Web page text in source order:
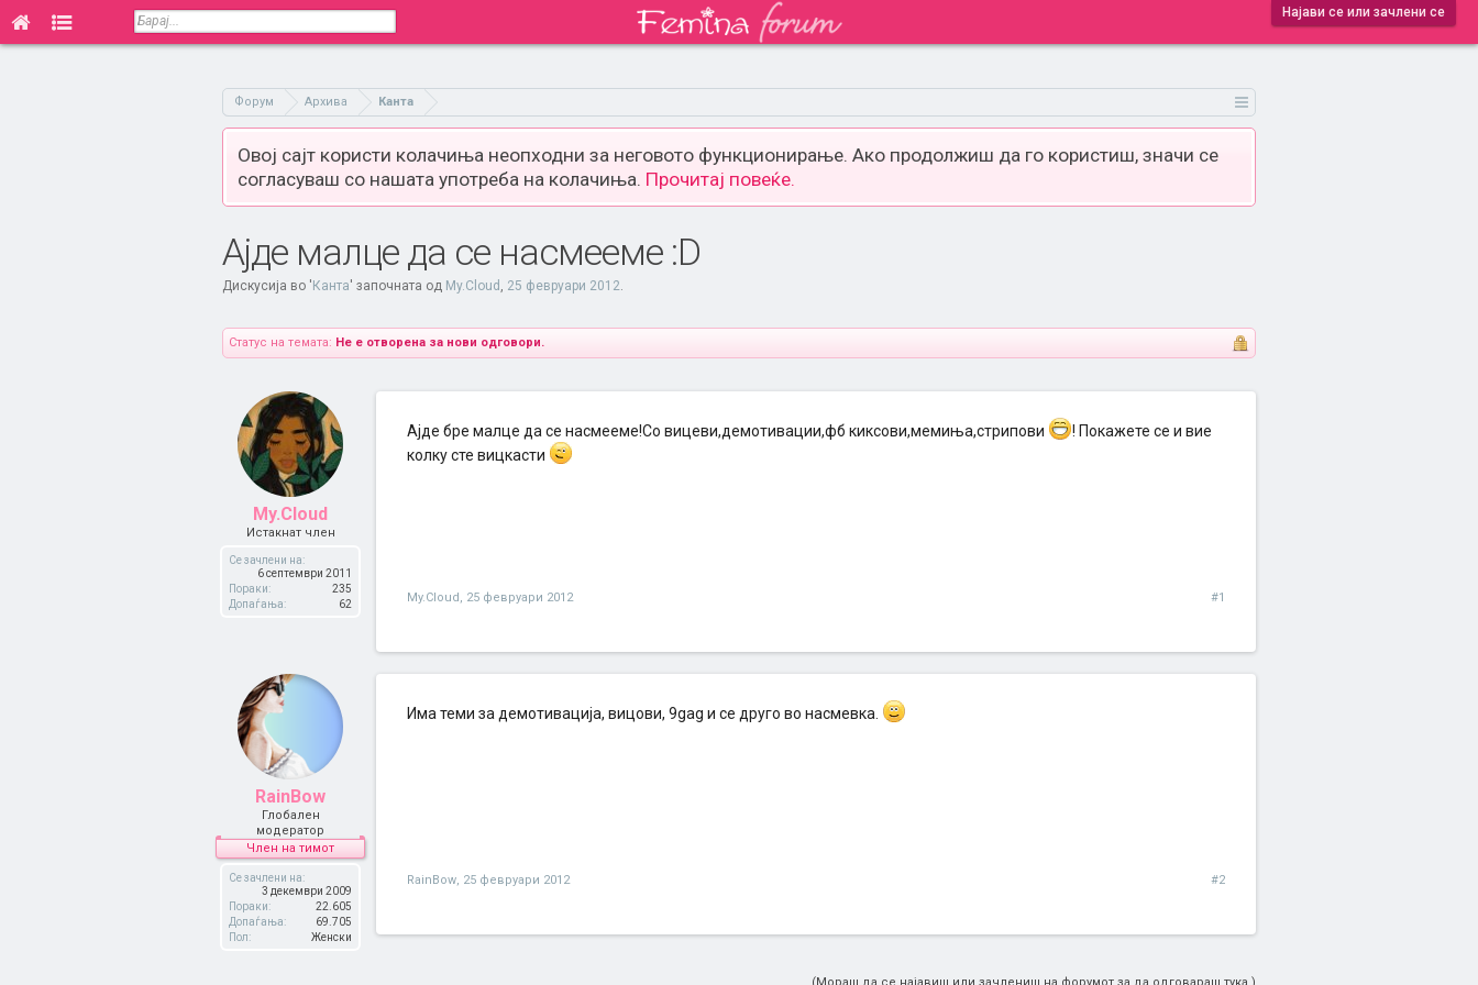
Најави се или зачлени се
Форум Архива Канта
Овој сајт користи колачиња неопходни за неговото функционирање. Ако продолжиш да го користиш, значи се
согласуваш со нашата употреба на колачиња. Прочитај повеќе.
Ајде малце да се насмееме :D
Дискусија во ' Канта' започната од My.Cloud , 25 февруари 2012.
Статус на темата: Не е отворена за нови одговори.
My.Cloud
Истакнат член
Се зачлени на:
6 септември 2011
Пораки:
235
Допаѓања:
62
Ајде бре малце да се насмееме!Со вицеви,демотивации,фб киксови,мемиња,стрипови
! Покажете се и вие
колку сте вицкасти
My.Cloud, 25 февруари 2012 #1
RainBow
Глобален
модератор
Член на тимот
Се зачлени на:
3 декември 2009
Пораки:
22.605
Допаѓања:
69.705
Пол:
Женски
Има теми за демотивација, вицови, 9gag и се друго во насмевка.
RainBow, 25 февруари 2012 #2